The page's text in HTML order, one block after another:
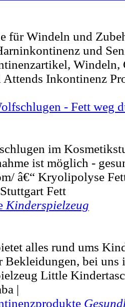
für Windeln und
und
Windeln,
Inkontinenz
- Fett weg
im
ist möglich -
â€“ Kryolipolyse
Fett
Kinderspielzeug
alles rund ums
Bekleidungen, bei uns
Little
|